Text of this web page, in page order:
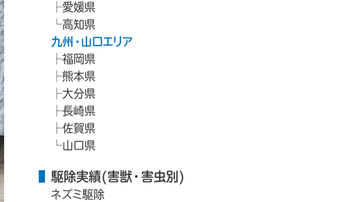
愛媛県
高知県
九州・山口エリア
福岡県
熊本県
大分県
長崎県
佐賀県
山口県
駆除実績(害獣・害虫別)
ネズミ駆除